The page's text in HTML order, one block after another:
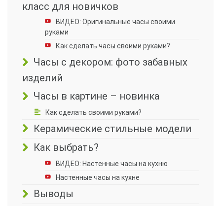
класс для новичков
ВИДЕО: Оригинальные часы своими
руками
Как сделать часы своими руками?
Часы с декором: фото забавных
изделий
Часы в картине – новинка
Как сделать своими руками?
Керамические стильные модели
Как выбрать?
ВИДЕО: Настенные часы на кухню
Настенные часы на кухне
Выводы